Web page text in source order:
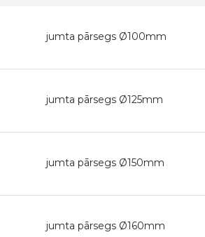
jumta pārsegs Ø100mm
jumta pārsegs Ø125mm
jumta pārsegs Ø150mm
jumta pārsegs Ø160mm